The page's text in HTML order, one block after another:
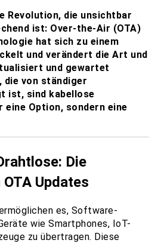
Revolution, die unsichtbar
ist: Over-the-Air (OTA)
hat sich zu einem
und verändert die Art und
und gewartet
die von ständiger
ist, sind kabellose
Option, sondern eine
Die
Updates
es, Software-
wie Smartphones, IoT-
zu übertragen. Diese